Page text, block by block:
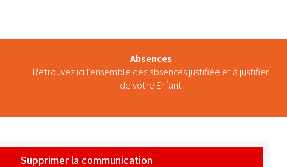
Absences
Retrouvez ici l'ensemble des absences justifiée et à justifier
de votre Enfant
Supprimer la communication